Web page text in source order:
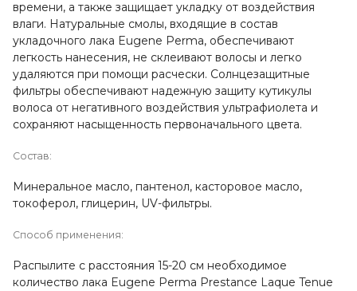
времени, а также защищает укладку от воздействия
влаги. Натуральные смолы, входящие в состав
укладочного лака Eugene Perma, обеспечивают
легкость нанесения, не склеивают волосы и легко
удаляются при помощи расчески. Солнцезащитные
фильтры обеспечивают надежную защиту кутикулы
волоса от негативного воздействия ультрафиолета и
сохраняют насыщенность первоначального цвета.
Состав:
Минеральное масло, пантенол, касторовое масло,
токоферол, глицерин, UV-фильтры.
Способ применения:
Распылите с расстояния 15-20 см необходимое
количество лака Eugene Perma Prestance Laque Tenue